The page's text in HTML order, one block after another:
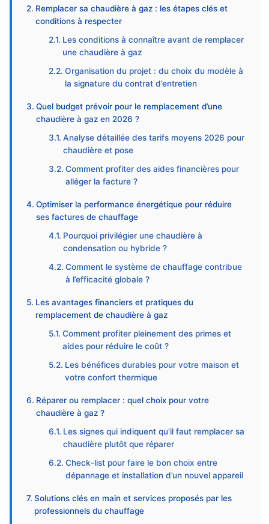
Remplacer sa chaudière à gaz : les étapes clés et
conditions à respecter
Les conditions à connaître avant de remplacer
une chaudière à gaz
Organisation du projet : du choix du modèle à
la signature du contrat d’entretien
Quel budget prévoir pour le remplacement d’une
chaudière à gaz en 2026 ?
Analyse détaillée des tarifs moyens 2026 pour
chaudière et pose
Comment profiter des aides financières pour
alléger la facture ?
Optimiser la performance énergétique pour réduire
ses factures de chauffage
Pourquoi privilégier une chaudière à
condensation ou hybride ?
Comment le système de chauffage contribue
à l’efficacité globale ?
Les avantages financiers et pratiques du
remplacement de chaudière à gaz
Comment profiter pleinement des primes et
aides pour réduire le coût ?
Les bénéfices durables pour votre maison et
votre confort thermique
Réparer ou remplacer : quel choix pour votre
chaudière à gaz ?
Les signes qui indiquent qu’il faut remplacer sa
chaudière plutôt que réparer
Check-list pour faire le bon choix entre
dépannage et installation d’un nouvel appareil
Solutions clés en main et services proposés par les
professionnels du chauffage